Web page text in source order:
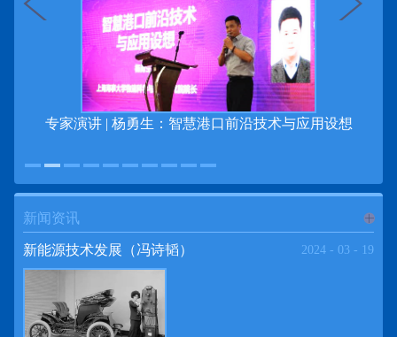
专家演讲 | 杨勇生：智慧港口前沿技术与应用设想
新闻资讯
新能源技术发展（冯诗韬） 2024 - 03 - 19